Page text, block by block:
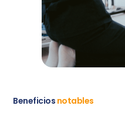
Beneficios notables